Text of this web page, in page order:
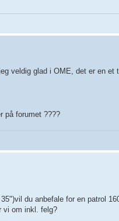
veldig glad i OME, det er en et
på forumet ????
du anbefale for en patrol
vi om inkl. felg?